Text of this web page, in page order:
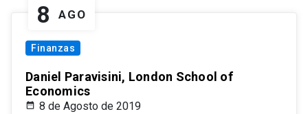
8 AGO
Finanzas
Daniel Paravisini, London School of
Economics
8 de Agosto de 2019